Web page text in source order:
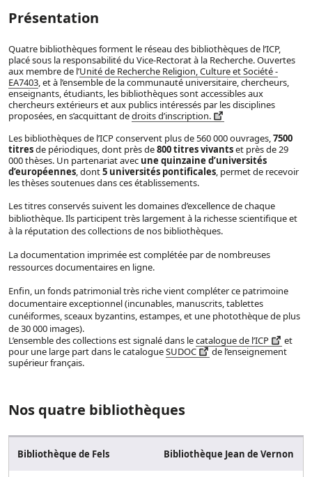
Présentation
Quatre bibliothèques forment le réseau des bibliothèques de l’ICP,
placé sous la responsabilité du Vice-Rectorat à la Recherche. Ouvertes
aux membre de l’Unité de Recherche Religion, Culture et Société -
EA7403, et à l’ensemble de la communauté universitaire, chercheurs,
enseignants, étudiants, les bibliothèques sont accessibles aux
chercheurs extérieurs et aux publics intéressés par les disciplines
proposées, en s’acquittant dedroits d’inscription.
Les bibliothèques de l’ICP conservent plus de 560 000 ouvrages,7500
titresde périodiques, dont près de800 titres vivantset près de 29
000 thèses. Un partenariat avec une quinzaine d’universités
d’européennes, dont5 universités pontificales, permet de recevoir
les thèses soutenues dans ces établissements.
Les titres conservés suivent les domaines d’excellence de chaque
bibliothèque. Ils participent très largement à la richesse scientifique et
à la réputation des collections de nos bibliothèques.
La documentation imprimée est complétée par de nombreuses
ressources documentaires en ligne.
Enfin, un fonds patrimonial très riche vient compléter ce patrimoine
documentaire exceptionnel (incunables, manuscrits, tablettes
cunéiformes, sceaux byzantins, estampes, et une photothèque de plus
de 30 000 images).
L’ensemble des collections est signalé dans lecatalogue de l’ICP
et
pour une large part dans le catalogueSUDOC
de l’enseignement
supérieur français.
Nos quatre bibliothèques
Bibliothèque de Fels Bibliothèque Jean de Vernon